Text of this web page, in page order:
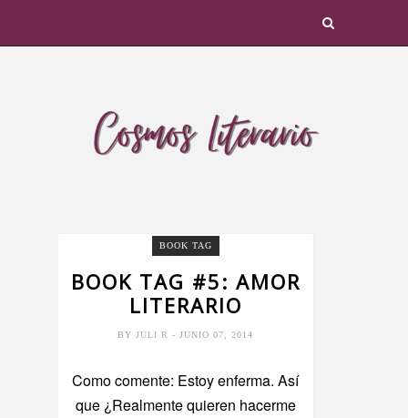
BOOK TAG
BOOK TAG #5: AMOR
LITERARIO
BYJULI R- JUNIO 07, 2014
Como comente: Estoy enferma. Así
que ¿Realmente quieren hacerme